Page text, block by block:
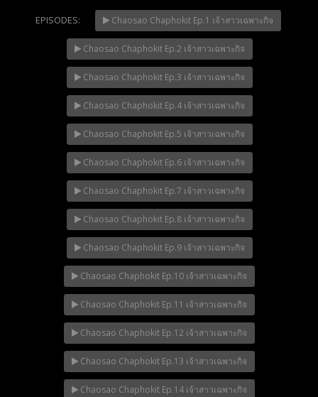
NOW PLAYING Mani Nakha Ep.14
EPISODES: Chaosao Chaphokit Ep.1 เจ้าสาวเฉพาะกิจ
Chaosao Chaphokit Ep.2 เจ้าสาวเฉพาะกิจ
Chaosao Chaphokit Ep.3 เจ้าสาวเฉพาะกิจ
Chaosao Chaphokit Ep.4 เจ้าสาวเฉพาะกิจ
Chaosao Chaphokit Ep.5 เจ้าสาวเฉพาะกิจ
Chaosao Chaphokit Ep.6 เจ้าสาวเฉพาะกิจ
Chaosao Chaphokit Ep.7 เจ้าสาวเฉพาะกิจ
Chaosao Chaphokit Ep.8 เจ้าสาวเฉพาะกิจ
Chaosao Chaphokit Ep.9 เจ้าสาวเฉพาะกิจ
Chaosao Chaphokit Ep.10 เจ้าสาวเฉพาะกิจ
Chaosao Chaphokit Ep.11 เจ้าสาวเฉพาะกิจ
Chaosao Chaphokit Ep.12 เจ้าสาวเฉพาะกิจ
Chaosao Chaphokit Ep.13 เจ้าสาวเฉพาะกิจ
Chaosao Chaphokit Ep.14 เจ้าสาวเฉพาะกิจ